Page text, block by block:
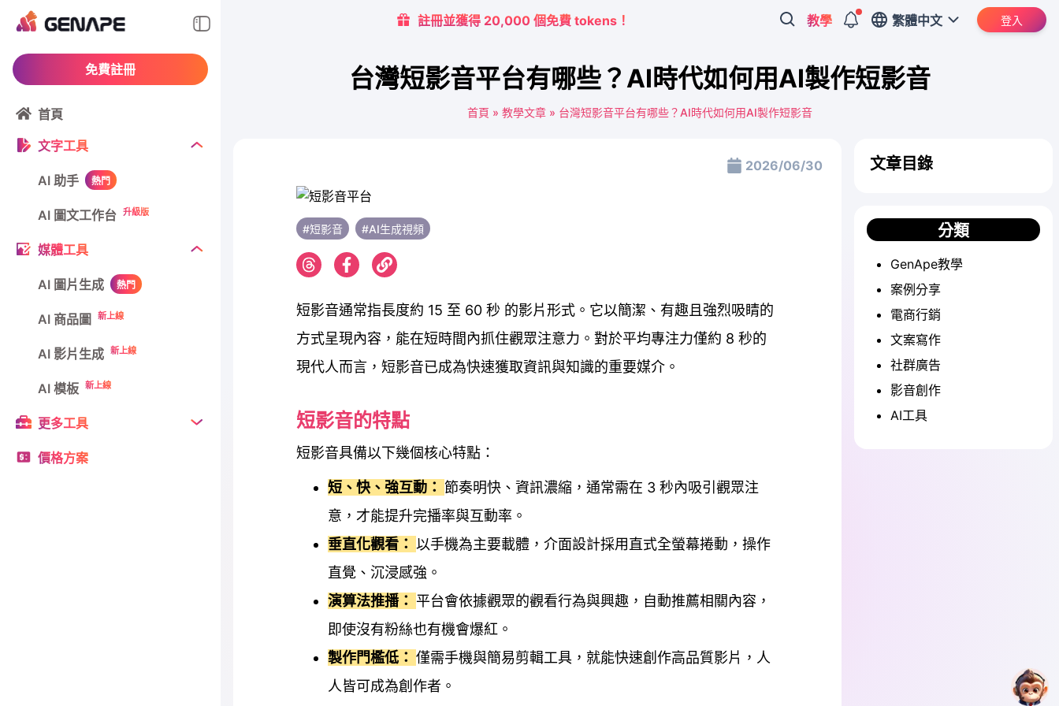
免費註冊
首頁
文字工具
AI 助手 熱門
AI 圖文工作台 升級版
媒體工具
AI 圖片生成 熱門
AI 商品圖 新上線
AI 影片生成 新上線
AI 模板 新上線
更多工具
價格方案
註冊並獲得 20,000 個免費 tokens！ 教學 繁體中文 登入
台灣短影音平台有哪些？AI時代如何用AI製作短影音
首頁 » 教學文章 » 台灣短影音平台有哪些？AI時代如何用AI製作短影音
2026/06/30
#短影音 #AI生成視頻
短影音通常指長度約 15 至 60 秒 的影片形式。它以簡潔、有趣且強烈吸睛的
方式呈現內容，能在短時間內抓住觀眾注意力。對於平均專注力僅約 8 秒的
現代人而言，短影音已成為快速獲取資訊與知識的重要媒介。
短影音的特點
短影音具備以下幾個核心特點：
短、快、強互動： 節奏明快、資訊濃縮，通常需在 3 秒內吸引觀眾注
意，才能提升完播率與互動率。
垂直化觀看： 以手機為主要載體，介面設計採用直式全螢幕捲動，操作
直覺、沉浸感強。
演算法推播： 平台會依據觀眾的觀看行為與興趣，自動推薦相關內容，
即使沒有粉絲也有機會爆紅。
製作門檻低： 僅需手機與簡易剪輯工具，就能快速創作高品質影片，人
人皆可成為創作者。
文章目錄
分類
GenApe教學
案例分享
電商行銷
文案寫作
社群廣告
影音創作
AI工具